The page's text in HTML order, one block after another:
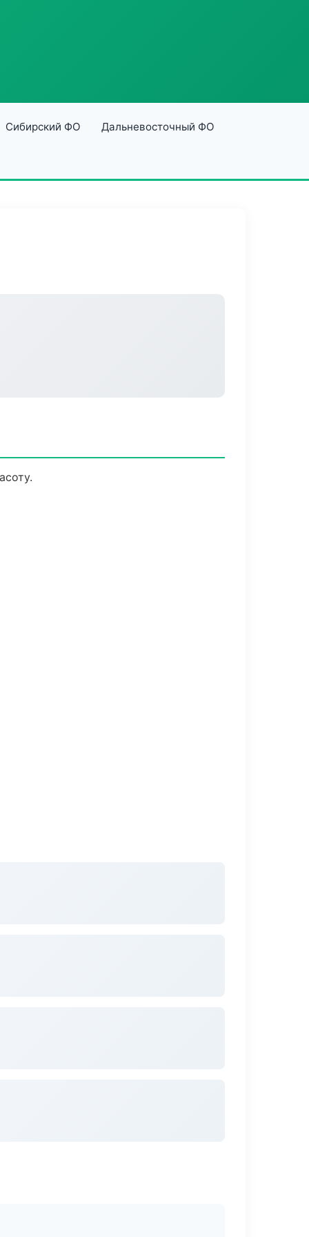
Сибирский ФО Дальневосточный ФО